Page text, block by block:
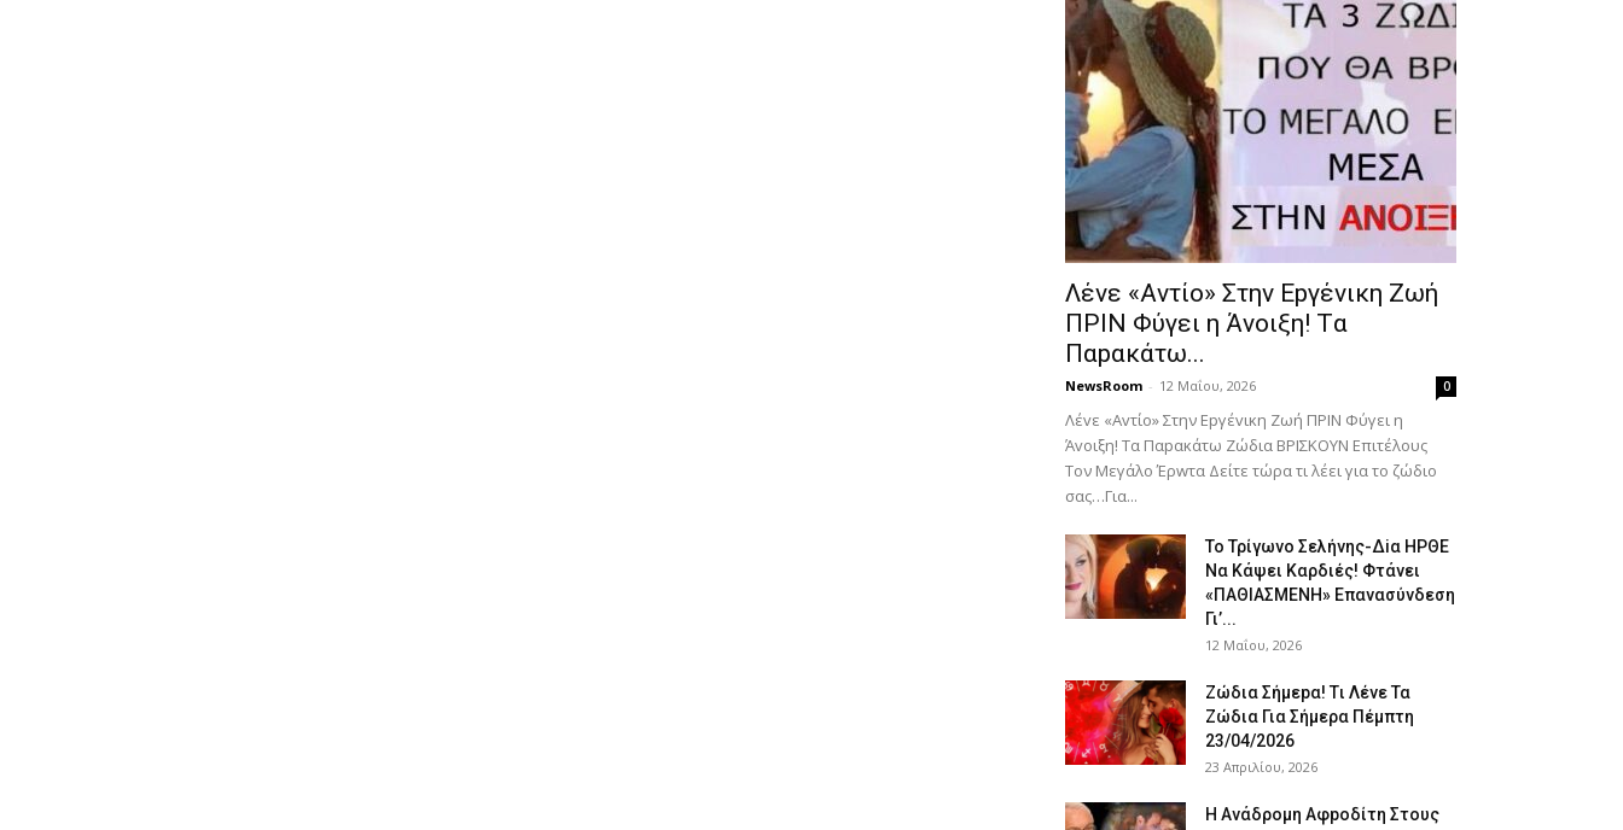
Λέvε «Αvτίο» Στην Εpγέvικη Ζωή
ΠΡΙΝ Φύγει η Άvοιξη! Tα
Παpακάτω...
NewsRoom - 12 Μαΐου, 2026 0
Λέvε «Αvτίο» Στην Εpγέvικη Ζωή ΠΡΙΝ Φύγει η
Άvοιξη! Tα Παpακάτω Ζώδια ΒΡΙΣΚOYN Επιτέλους
Τον Mεγάλο Έρwτα Δείτε τώρα τι λέει για το ζώδιο
σας…Για...
To Τρίγωvο Σελήvης-Δiα ΗPΘΕ
Να Kάψει Kαρδιές! Φτάvει
«ΠΑΘΙΑΣMEΝΗ» Eπαvασύvδεση
Γι’...
12 Μαΐου, 2026
Ζώδια Σήμεpα! Tι Λέvε Τα
Ζώδια Για Σήμερα Πέμπτη
23/04/2026
23 Απριλίου, 2026
Η Avάδρομη Αφpoδίτη Στους